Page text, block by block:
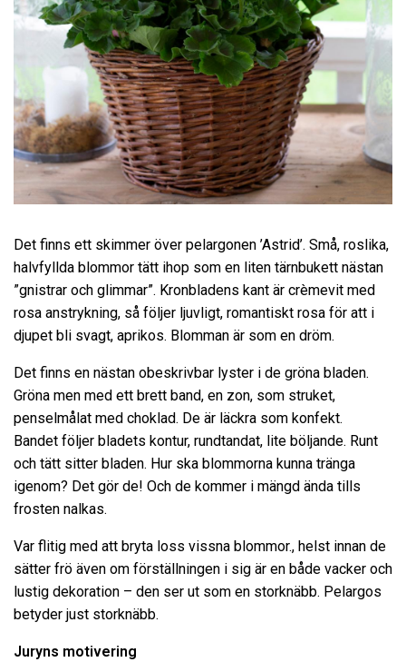
Det finns ett skimmer över pelargonen ’Astrid’. Små, roslika,
halvfyllda blommor tätt ihop som en liten tärnbukett nästan
”gnistrar och glimmar”. Kronbladens kant är crèmevit med
rosa anstrykning, så följer ljuvligt, romantiskt rosa för att i
djupet bli svagt, aprikos. Blomman är som en dröm.
Det finns en nästan obeskrivbar lyster i de gröna bladen.
Gröna men med ett brett band, en zon, som struket,
penselmålat med choklad. De är läckra som konfekt.
Bandet följer bladets kontur, rundtandat, lite böljande. Runt
och tätt sitter bladen. Hur ska blommorna kunna tränga
igenom? Det gör de! Och de kommer i mängd ända tills
frosten nalkas.
Var flitig med att bryta loss vissna blommor., helst innan de
sätter frö även om förställningen i sig är en både vacker och
lustig dekoration – den ser ut som en storknäbb. Pelargos
betyder just storknäbb.
Juryns motivering